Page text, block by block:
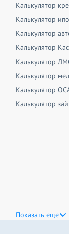
Калькулятор
Калькулятор
Калькулятор
Калькулятор
Калькулятор
Калькулятор
Калькулятор
Калькулятор
Показать еще